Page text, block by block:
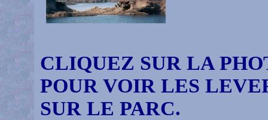
CLIQUEZ SUR LA
POUR VOIR LES
SUR LE PARC.